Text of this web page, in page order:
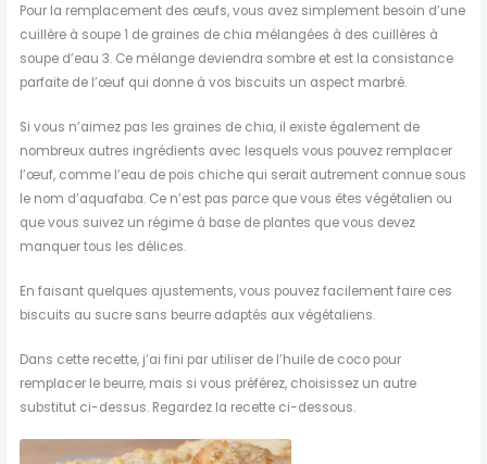
Pour la remplacement des œufs, vous avez simplement besoin d’une
cuillère à soupe 1 de graines de chia mélangées à des cuillères à
soupe d’eau 3. Ce mélange deviendra sombre et est la consistance
parfaite de l’œuf qui donne à vos biscuits un aspect marbré.
Si vous n’aimez pas les graines de chia, il existe également de
nombreux autres ingrédients avec lesquels vous pouvez remplacer
l’œuf, comme l’eau de pois chiche qui serait autrement connue sous
le nom d’aquafaba. Ce n’est pas parce que vous êtes végétalien ou
que vous suivez un régime à base de plantes que vous devez
manquer tous les délices.
En faisant quelques ajustements, vous pouvez facilement faire ces
biscuits au sucre sans beurre adaptés aux végétaliens.
Dans cette recette, j’ai fini par utiliser de l’huile de coco pour
remplacer le beurre, mais si vous préférez, choisissez un autre
substitut ci-dessus. Regardez la recette ci-dessous.